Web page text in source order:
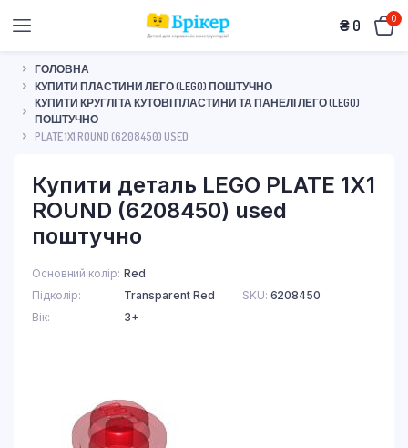
₴ 0 0
ГОЛОВНА
КУПИТИ ПЛАСТИНИ ЛЕГО (LEGO) ПОШТУЧНО
КУПИТИ КРУГЛІ ТА КУТОВІ ПЛАСТИНИ ТА ПАНЕЛІ ЛЕГО (LEGO)
ПОШТУЧНО
PLATE 1X1 ROUND (6208450) USED
Купити деталь LEGO PLATE 1X1
ROUND (6208450) used
поштучно
Основний колір Red
Підколір
Transparent Red
Вік
3+
SKU: 6208450